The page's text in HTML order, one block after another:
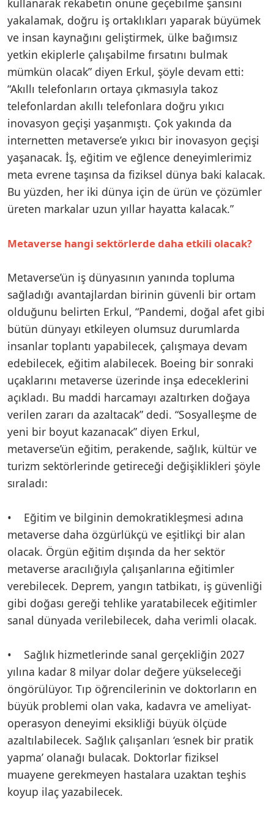
kullanarak rekabetin önüne geçebilme şansını
yakalamak, doğru iş ortaklıkları yaparak büyümek
ve insan kaynağını geliştirmek, ülke bağımsız
yetkin ekiplerle çalışabilme fırsatını bulmak
mümkün olacak” diyen Erkul, şöyle devam etti:
“Akıllı telefonların ortaya çıkmasıyla takoz
telefonlardan akıllı telefonlara doğru yıkıcı
inovasyon geçişi yaşanmıştı. Çok yakında da
internetten metaverse’e yıkıcı bir inovasyon geçişi
yaşanacak. İş, eğitim ve eğlence deneyimlerimiz
meta evrene taşınsa da fiziksel dünya baki kalacak.
Bu yüzden, her iki dünya için de ürün ve çözümler
üreten markalar uzun yıllar hayatta kalacak.”
Metaverse hangi sektörlerde daha etkili olacak?
Metaverse’ün iş dünyasının yanında topluma
sağladığı avantajlardan birinin güvenli bir ortam
olduğunu belirten Erkul, “Pandemi, doğal afet gibi
bütün dünyayı etkileyen olumsuz durumlarda
insanlar toplantı yapabilecek, çalışmaya devam
edebilecek, eğitim alabilecek. Boeing bir sonraki
uçaklarını metaverse üzerinde inşa edeceklerini
açıkladı. Bu maddi harcamayı azaltırken doğaya
verilen zararı da azaltacak” dedi. “Sosyalleşme de
yeni bir boyut kazanacak” diyen Erkul,
metaverse’ün eğitim, perakende, sağlık, kültür ve
turizm sektörlerinde getireceği değişiklikleri şöyle
sıraladı:
• Eğitim ve bilginin demokratikleşmesi adına
metaverse daha özgürlükçü ve eşitlikçi bir alan
olacak. Örgün eğitim dışında da her sektör
metaverse aracılığıyla çalışanlarına eğitimler
verebilecek. Deprem, yangın tatbikatı, iş güvenliği
gibi doğası gereği tehlike yaratabilecek eğitimler
sanal dünyada verilebilecek, daha verimli olacak.
• Sağlık hizmetlerinde sanal gerçekliğin 2027
yılına kadar 8 milyar dolar değere yükseleceği
öngörülüyor. Tıp öğrencilerinin ve doktorların en
büyük problemi olan vaka, kadavra ve ameliyat-
operasyon deneyimi eksikliği büyük ölçüde
azaltılabilecek. Sağlık çalışanları ‘esnek bir pratik
yapma’ olanağı bulacak. Doktorlar fiziksel
muayene gerekmeyen hastalara uzaktan teşhis
koyup ilaç yazabilecek.